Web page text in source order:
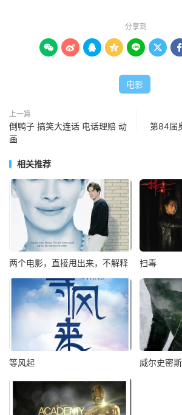
分享到
      
电影
上一篇
倒鸭子 搞笑大连话 电话理赔 动
画
第84届
相关推荐
两个电影，直接甩出来，不解释 扫毒
等风起 威尔史密